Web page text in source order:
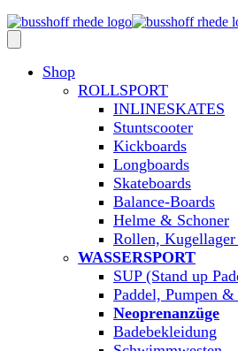
Shop
ROLLSPORT
INLINESKATES
Stuntscooter
Kickboards
Longboards
Skateboards
Balance-Boards
Helme & Schoner
Rollen,
WASSERSPORT
SUP (Stand up
Paddel, Pumpen
Neoprenanzüge
Badebekleidung